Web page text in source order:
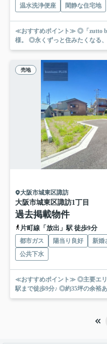
温水洗浄便座
閑静な住宅地
≪おすすめポイント≫ ◎「zutto
様。 ◎永くずっと住みたくなる
売地
大阪市城東区諏訪
大阪市城東区諏訪1丁目
過去掲載物件
片町線「放出」駅 徒歩9分
都市ガス 陽当り良好 新婚
公共下水
≪おすすめポイント≫ ◎主要エリ
駅まで徒歩9分♪ ◎約35坪の余裕